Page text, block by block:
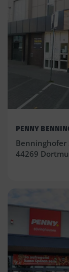
PENNY
Benninghofer
44269